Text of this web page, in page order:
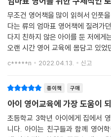
관이 빠지면 영어 능력의 극적인 발
복이에게 공부 시간표나 공부 목록
습관 기르기’였습니다.
--- p. 102
알파벳 t는 우리말의 자음 ‘ㅌ’과 소
아이에게 도움을 주고자 영어를 우
과 비슷하게 들리지만 영어와 우리
요. 그러면 아이는 어떻게 다른지를
--- p. 158
《영어 공부 잘하는 아이는 이렇게
설정, 영어 리딩, 리스닝, 스피킹, 라
춘 5단계 커리큘럼이 담겼다. 단계
아이에게 넘겨 자기주도학습으로
그 결과 행복이는 사교육 한 번 받지
내 아이의 부모라서 가능한 단단한 동
“가장 놀라운 점은 아이의 감정을
특별한 학습법이라는 것”
겼습니다. 둘째, 한국어 문해력과 시
안에 영어 학습에 관한 탄탄한 기본
엄마이자 영어 교육 전문가로서의
으로 고민하는 많은 학부모들에게
- 권태형 (초중등 교육 채널 〈교집합 스튜디
스카이쌤은 10년 이상 학생들을 가
효율적인 영어 학습법을 제시합니다
순히 개인의 경험이 아닌 설득력 있
점이 인상적입니다. 엄마표 영어를
줄 책입니다. 엄마표 영어에 도전하
무조건 영어책을 많이 읽혀서 인풋
다는 류의 엄마표 영어책에 질려가던 차에 구입했습니다. 영어 독서와 그
다지 친하지 않은 아이를 둔 저에게는 소용이
오랜 시간 영어 교육에 몸담고 있었던 터라 리딩, 리스닝, 스
4대 영역에서 엄마가 어떻게 코칭하면 좋을지를 자세하게 단계별로 알려
c*****n 2022.04.13. 신고
종이책 구매
아이 영어교육에 가장 도움이
초등학교 3학년 아이에게 집에서
니다. 아이는 친구들과 함께 영어